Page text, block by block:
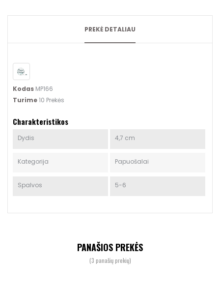
PREKĖ DETALIAU
Kodas MP166
Turime10 Prekės
Charakteristikos
Dydis 4,7 cm
Kategorija Papuošalai
Spalvos 5-6
PANAŠIOS PREKĖS
(3 panašių prekių)